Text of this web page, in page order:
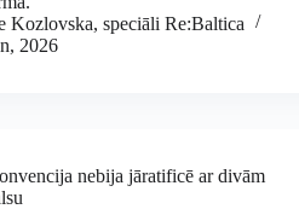
Kozlovska, speciāli Re:Baltica
2026
nebija jāratificē ar divām